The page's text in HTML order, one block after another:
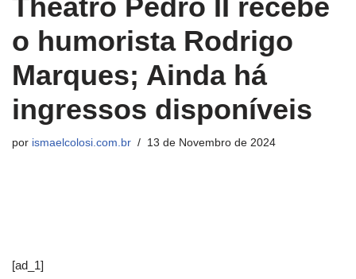
Theatro Pedro II recebe
o humorista Rodrigo
Marques; Ainda há
ingressos disponíveis
por ismaelcolosi.com.br 13 de Novembro de 2024
[ad_1]